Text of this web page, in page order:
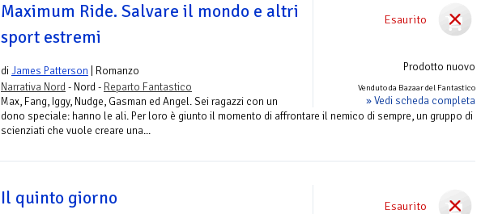
Esaurito
Prodotto nuovo
Venduto da Bazaar del Fantastico
» Vedi scheda completa
Maximum Ride. Salvare il mondo e altri
sport estremi
diJames Patterson | Romanzo
Narrativa Nord- Nord - Reparto Fantastico
Max, Fang, Iggy, Nudge, Gasman ed Angel. Sei ragazzi con un
dono speciale: hanno le ali. Per loro è giunto il momento di affrontare il nemico di sempre, un gruppo di
scienziati che vuole creare una...
Esaurito
Il quinto giorno